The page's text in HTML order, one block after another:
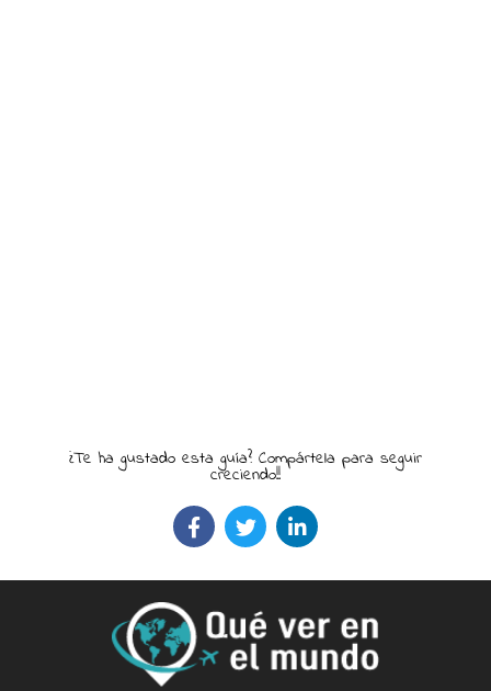
¿Te ha gustado esta guía? Compártela para seguir
creciendo!!